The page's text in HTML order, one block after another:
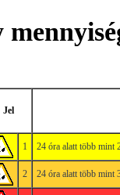
Jel
1 24 óra alatt több mint
2 24 óra alatt több mint